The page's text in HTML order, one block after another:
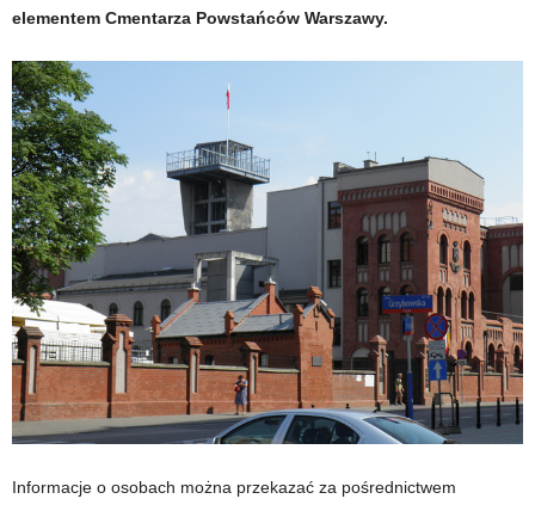
elementem Cmentarza Powstańców Warszawy.
Informacje o osobach można przekazać za pośrednictwem